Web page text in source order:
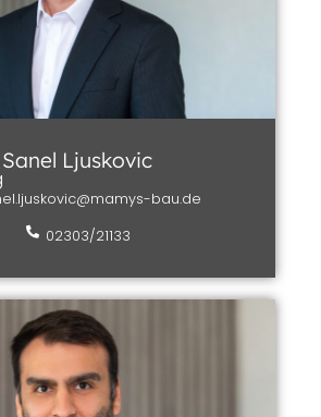
Sanel Ljuskovic
bau.de
02303/21133